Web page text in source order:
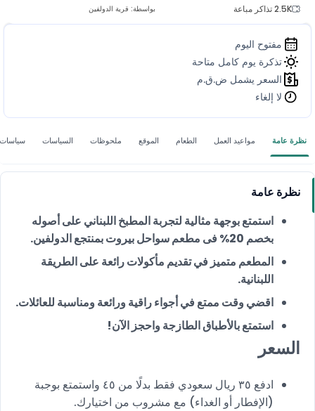
2.5K تذاكر مباعة
بواسطة: قرية الدولفين
مفتوح اليوم
تذكرة يوم كامل متاحة
السعر يشمل ض.ق.م
لا إلغاء
نظرة عامة مواعيد العمل الطعام الموقع ملحوظات السياسات سياسات
نظرة عامة
استمتع بوجهة مثالية لتجربة المطبخ اللبناني على أصوله
بخصم 20% فى مطعم سواحل بيروت بمنتجع الدولفين.
المطعم متميز في تقديم مأكولات رائعة على الطريقة
اللبنانية.
اقضي وقت ممتع في أجواء راقية ورائعة ومناسبة للعائلات.
استمتع بالأطباق الطازجة واحجز الآن!
السعر
ادفع ٣٥ ريال سعودي فقط بدلًا من ٤٥ واستمتع بوجبة
(الإفطار أو الغداء) مع مشروب من اختيارك.